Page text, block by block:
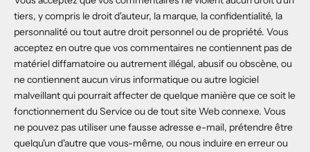
tiers, y compris le droit d'auteur, la marque, la confidentialité, la
personnalité ou tout autre droit personnel ou de propriété. Vous
acceptez en outre que vos commentaires ne contiennent pas de
matériel diffamatoire ou autrement illégal, abusif ou obscène, ou
ne contiennent aucun virus informatique ou autre logiciel
malveillant qui pourrait affecter de quelque manière que ce soit le
fonctionnement du Service ou de tout site Web connexe. Vous
ne pouvez pas utiliser une fausse adresse e-mail, prétendre être
quelqu'un d'autre que vous-même, ou nous induire en erreur ou